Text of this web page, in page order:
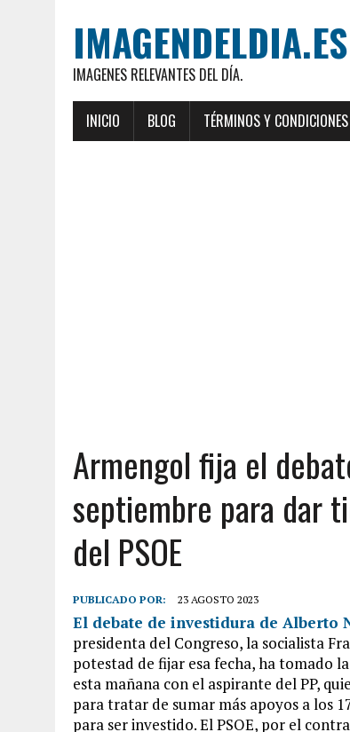
IMAGENDELDIA.ES
IMAGENES RELEVANTES DEL DÍA.
INICIO BLOG TÉRMINOS Y CONDICIONES
Armengol fija el
septiembre para dar
del PSOE
PUBLICADO POR: 23 AGOSTO 2023
El debate de investidura de Alberto
presidenta del Congreso, la socialista
potestad de fijar esa fecha, ha tomado
esta mañana con el aspirante del PP,
para tratar de sumar más apoyos a los
para ser investido. El PSOE, por el